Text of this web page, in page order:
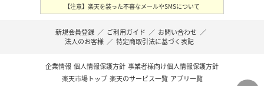
【注意】楽天を装った不審なメールやSMSについて
新規会員登録 ／ ご利用ガイド ／ お問い合わせ ／
法人のお客様 ／ 特定商取引法に基づく表記
企業情報 個人情報保護方針 事業者様向け個人情報保護方針
楽天市場トップ 楽天のサービス一覧 アプリ一覧